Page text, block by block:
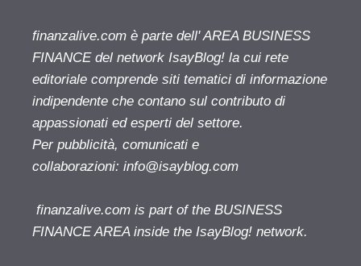
finanzalive.com è parte dell' AREA BUSINESS
FINANCE del network IsayBlog! la cui rete
editoriale comprende siti tematici di informazione
indipendente che contano sul contributo di
appassionati ed esperti del settore.
Per pubblicità, comunicati e
collaborazioni: info@isayblog.com
finanzalive.com is part of the BUSINESS
FINANCE AREA inside the IsayBlog! network.